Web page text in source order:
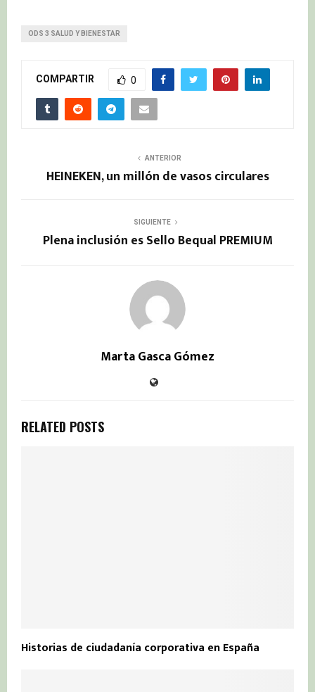
ODS 3 SALUD Y BIENESTAR
COMPARTIR 0
ANTERIOR
HEINEKEN, un millón de vasos circulares
SIGUIENTE
Plena inclusión es Sello Bequal PREMIUM
Marta Gasca Gómez
RELATED POSTS
Historias de ciudadanía corporativa en España